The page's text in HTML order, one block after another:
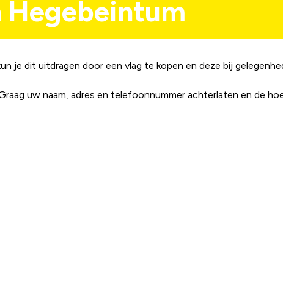
Hegebeintum
je dit uitdragen door een vlag te kopen en deze bij
uw naam, adres en telefoonnummer achterlaten en de